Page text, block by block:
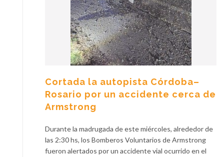
Cortada la autopista Córdoba–
Rosario por un accidente cerca de
Armstrong
Durante la madrugada de este miércoles, alrededor de
las 2:30 hs, los Bomberos Voluntarios de Armstrong
fueron alertados por un accidente vial ocurrido en el